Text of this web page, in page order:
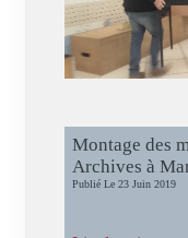
Montage des
Archives à
Publié Le23 Juin 2019